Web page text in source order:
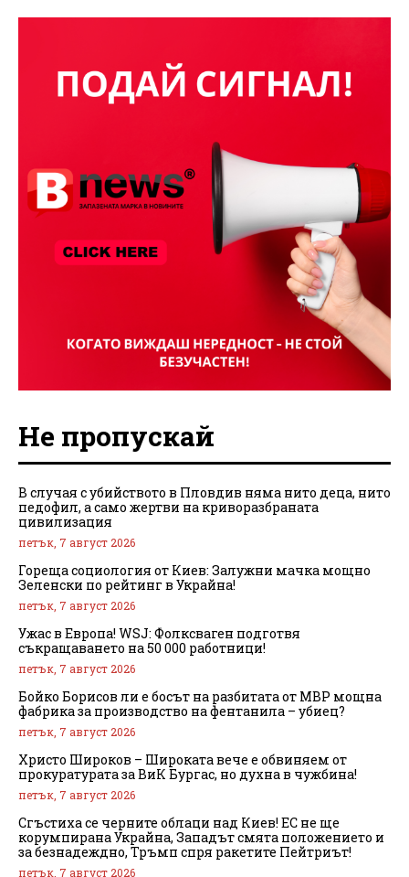
Не пропускай
В случая с убийството в Пловдив няма нито деца, нито
педофил, а само жертви на криворазбраната
цивилизация
петък, 7 август 2026
Гореща социология от Киев: Залужни мачка мощно
Зеленски по рейтинг в Украйна!
петък, 7 август 2026
Ужас в Европа! WSJ: Фолксваген подготвя
съкращаването на 50 000 работници!
петък, 7 август 2026
Бойко Борисов ли е босът на разбитата от МВР мощна
фабрика за производство на фентанила – убиец?
петък, 7 август 2026
Христо Широков – Широката вече е обвиняем от
прокуратурата за ВиК Бургас, но духна в чужбина!
петък, 7 август 2026
Сгъстиха се черните облаци над Киев! ЕС не ще
корумпирана Украйна, Западът смята положението и
за безнадеждно, Тръмп спря ракетите Пейтриът!
петък, 7 август 2026